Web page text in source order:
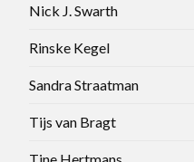
Nick J. Swarth
Rinske Kegel
Sandra Straatman
Tijs van Bragt